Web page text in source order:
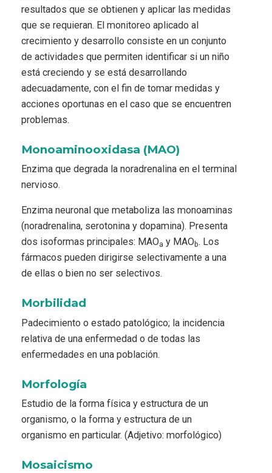
resultados que se obtienen y aplicar las medidas
que se requieran. El monitoreo aplicado al
crecimiento y desarrollo consiste en un conjunto
de actividades que permiten identificar si un niño
está creciendo y se está desarrollando
adecuadamente, con el fin de tomar medidas y
acciones oportunas en el caso que se encuentren
problemas.
Monoaminooxidasa (MAO)
Enzima que degrada la noradrenalina en el terminal
nervioso.
Enzima neuronal que metaboliza las monoaminas
(noradrenalina, serotonina y dopamina). Presenta
dos isoformas principales: MAOa y MAO b. Los
fármacos pueden dirigirse selectivamente a una
de ellas o bien no ser selectivos.
Morbilidad
Padecimiento o estado patológico; la incidencia
relativa de una enfermedad o de todas las
enfermedades en una población.
Morfología
Estudio de la forma física y estructura de un
organismo, o la forma y estructura de un
organismo en particular. (Adjetivo: morfológico)
Mosaicismo